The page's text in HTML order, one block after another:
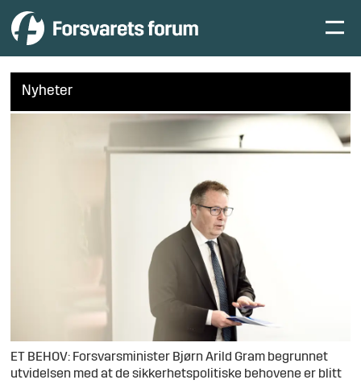
Nyheter
ET BEHOV: Forsvarsminister Bjørn Arild Gram begrunnet
utvidelsen med at de sikkerhetspolitiske behovene er blitt